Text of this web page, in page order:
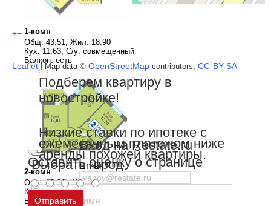
Выбрать город
Москва и
Московская область
Вход на Restate.ru
Email
Пароль
+−
Leaflet | Map data © OpenStreetMap contributors, CC-BY-SA
1-комн
Общ: 43.51, Жил: 18.90
Кух: 11.63, С/у: совмещенный
Балкон: есть
2-комн
Общ: 63.21, Жил: 33.79
Кух: 12.81, С/у: раздельный
Балкон: есть
Подберем квартиру в
новостройке!
Низкие ставки по ипотеке с
ежемесячным платежом ниже
аренды похожей квартиры.
Оставить оценку о странице
Отправить